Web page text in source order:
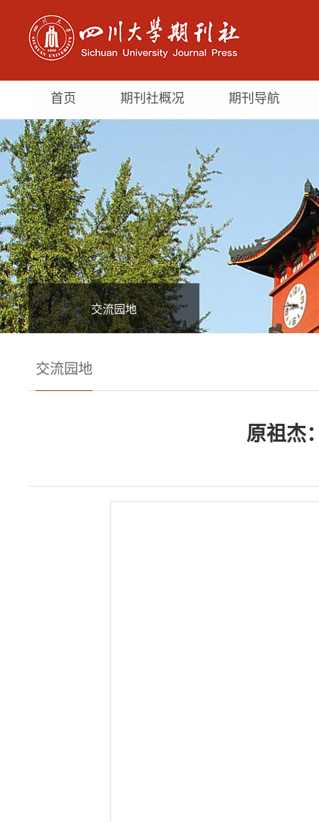
首页 期刊社概况 期刊导航
交流园地
交流园地
原祖杰